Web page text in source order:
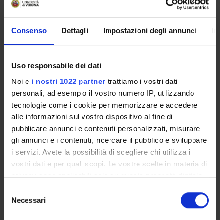
Consenso Dettagli Impostazioni degli annunci
Uso responsabile dei dati
Noi e i nostri 1022 partner trattiamo i vostri dati
personali, ad esempio il vostro numero IP, utilizzando
tecnologie come i cookie per memorizzare e accedere
alle informazioni sul vostro dispositivo al fine di
pubblicare annunci e contenuti personalizzati, misurare
gli annunci e i contenuti, ricercare il pubblico e sviluppare
i servizi. Avete la possibilità di scegliere chi utilizza i
vostri dati e per quali scopi. Le vostre scelte in materia di
privacy sono applicabili solo su questa proprietà digitale
modificare o revocare il proprio consenso in qualsiasi
momento dalla Dichiarazione sui cookie o facendo clic
delNecessari
11562/342242
depositato il:
16 settembre 2023
Citazione bibliografica:
Bonacina, Maria Paola, On theorem proving for program
checking - Historical perspective and recent developments
in Proceedings of the Twelfth International ACM SIGPLAN
Symposium on Principles and Practice of Declarative
Programming (PPDP)
ACM Press ,Atti di "Twelfth
International ACM SIGPLAN Symposium on Principles and
Practice of Declarative Programming (PPDP)", Schloss
Hagenberg, Linz, Austria , July 2010 ,2010,pp. 1-11
istituzionale della Ricerca di Ateneo